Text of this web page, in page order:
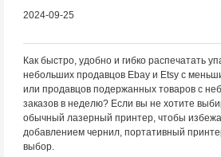
2024-09-25
Как быстро, удобно и гибко распечатать
небольших продавцов Ebay и Etsy с
или продавцов подержанных товаров с
заказов в неделю? Если вы не хотите
обычный лазерный принтер, чтобы
добавлением чернил, портативный
выбор.